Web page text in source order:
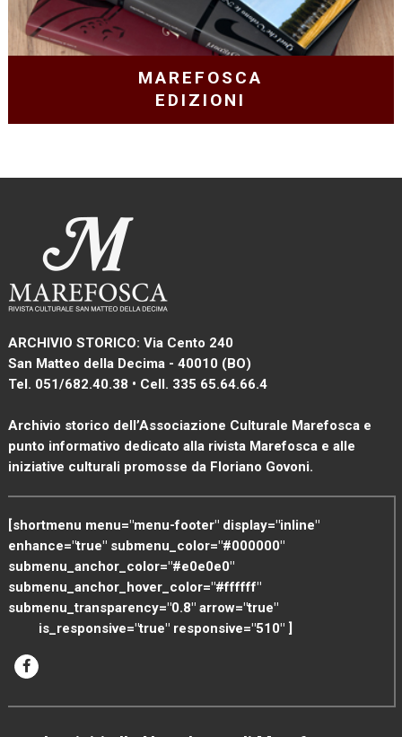
MAREFOSCA
EDIZIONI
ARCHIVIO STORICO: Via Cento 240
San Matteo della Decima - 40010 (BO)
Tel. 051/682.40.38 • Cell. 335 65.64.66.4
Archivio storico dell’Associazione Culturale Marefosca e
punto informativo dedicato alla rivista Marefosca e alle
iniziative culturali promosse da Floriano Govoni.
[shortmenu menu="menu-footer" display="inline"
enhance="true" submenu_color="#000000"
submenu_anchor_color="#e0e0e0"
submenu_anchor_hover_color="#ffffff"
submenu_transparency="0.8" arrow="true"
is_responsive="true" responsive="510" ]